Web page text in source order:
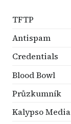
TFTP
Antispam
Credentials
Blood Bowl
Průzkumník
Kalypso Media